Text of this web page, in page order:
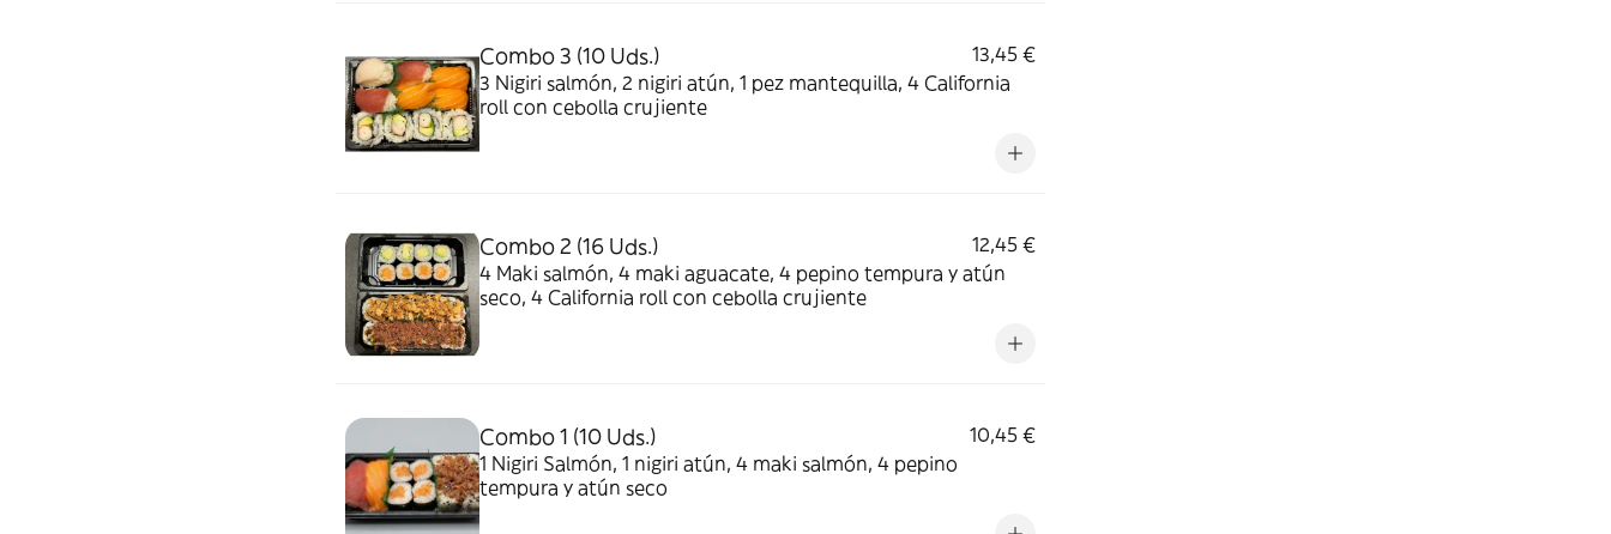
Combo 3 (10 Uds.)
13,45 €
3 Nigiri salmón, 2 nigiri atún, 1 pez mantequilla, 4 California
roll con cebolla crujiente
Combo 2 (16 Uds.)
12,45 €
4 Maki salmón, 4 maki aguacate, 4 pepino tempura y atún
seco, 4 California roll con cebolla crujiente
Combo 1 (10 Uds.)
10,45 €
1 Nigiri Salmón, 1 nigiri atún, 4 maki salmón, 4 pepino
tempura y atún seco